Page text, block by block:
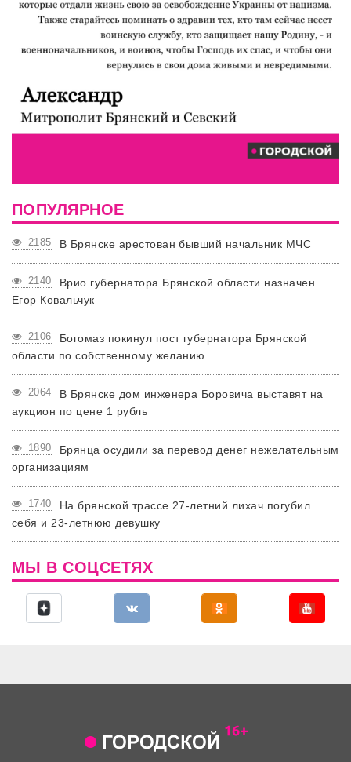
ПОПУЛЯРНОЕ
2185 В Брянске арестован бывший начальник МЧС
2140
Врио губернатора Брянской области назначен
Егор Ковальчук
2106
Богомаз покинул пост губернатора Брянской
области по собственному желанию
2064
В Брянске дом инженера Боровича выставят на
аукцион по цене 1 рубль
1890
Брянца осудили за перевод денег нежелательным
организациям
1740
На брянской трассе 27-летний лихач погубил
себя и 23-летнюю девушку
МЫ В СОЦСЕТЯХ